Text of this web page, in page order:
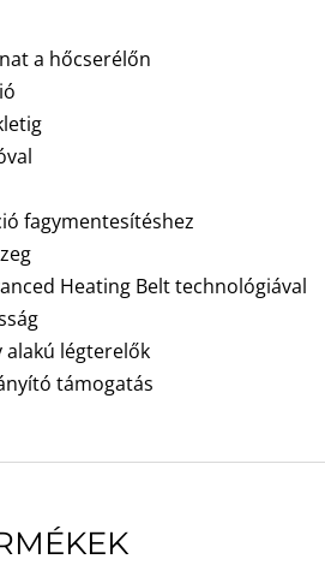
a hőcserélőn
fagymentesítéshez
Heating Belt technológiával
légterelők
támogatás